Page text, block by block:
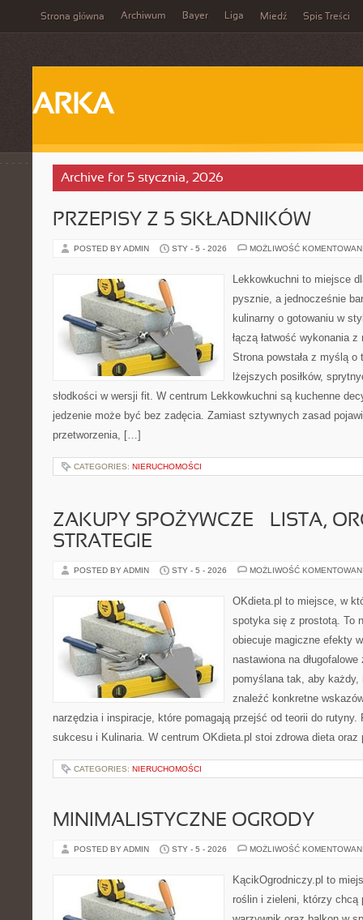
Strona główna Archiwum Bayer Liga Miedź Spis Treści
ARKA
Archive for 5 stycznia, 2026
PRZEPISY Z 5 SKŁADNIKÓW
POSTED BY ADMIN STY - 5 - 2026 MOŻLIWOŚĆ
Lekkowkuchni to miejsce
pysznie, a jednocześnie
kulinarny o gotowaniu w
łączą łatwość wykonania
Strona powstała z myślą
lżejszych posiłków,
słodkości w wersji fit. W centrum Lekkowkuchni są kuchenne
jedzenie może być bez zadęcia. Zamiast sztywnych zasad
przetworzenia, […]
CATEGORIES: NIERUCHOMOŚCI
ZAKUPY SPOŻYWCZE – LISTA,
STRATEGIE
POSTED BY ADMIN STY - 5 - 2026 MOŻLIWOŚĆ
OKdieta.pl to miejsce, w
spotyka się z prostotą. To
obiecuje magiczne efekty
nastawiona na
pomyślana tak, aby każdy,
znaleźć konkretne
narzędzia i inspiracje, które pomagają przejść od teorii do rutyny.
sukcesu i Kulinaria. W centrum OKdieta.pl stoi zdrowa dieta
CATEGORIES: NIERUCHOMOŚCI
MINIMALISTYCZNE OGRODY
POSTED BY ADMIN STY - 5 - 2026 MOŻLIWOŚĆ
KącikOgrodniczy.pl to
roślin i zieleni, którzy chcą